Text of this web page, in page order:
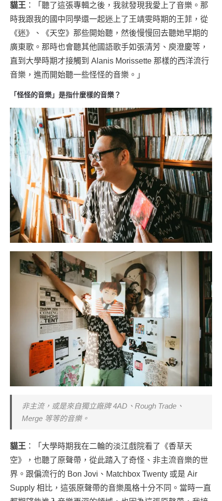
貓王 ：「聽了這張專輯之後，我就發現我愛上了音樂。那
時我跟我的國中同學還一起迷上了王靖雯時期的王菲，從
《迷》、《天空》那些開始聽，然後慢慢回去聽她早期的
廣東歌。那時也會聽其他國語歌手如張清芳、庾澄慶等，
直到大學時期才接觸到 Alanis Morissette 那樣的西洋流行
音樂，進而開始聽一些怪怪的音樂。」
「怪怪的音樂」是指什麼樣的音樂？
非主流，或是來自獨立廠牌 4AD、Rough Trade、
Merge 等等的音樂。
貓王 ：「大學時期我在二輪的淡江戲院看了《香草天
空》，也聽了原聲帶，從此踏入了奇怪、非主流音樂的世
界。跟偏流行的 Bon Jovi、Matchbox Twenty 或是 Air
Supply 相比，這張原聲帶的音樂風格十分不同。當時一直